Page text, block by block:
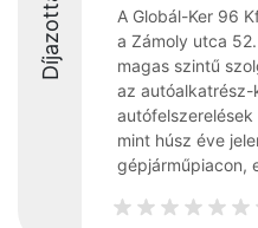
Díjazottak
A Globál-Ker 96
a Zámoly utca
magas szintű
az autóalkatrész-
mint húsz éve
gépjárműpiacon,